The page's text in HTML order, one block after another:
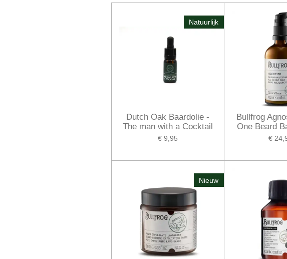
Natuurlijk
Dutch Oak Baardolie -
The man with a Cocktail
€ 9,95
Bullfrog
One Beard
€
Nieuw